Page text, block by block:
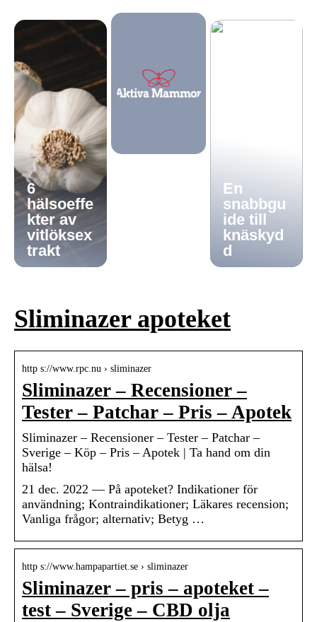
6
hälsoeffe
kter av
vitlöksex
trakt
En
snabbgu
ide till
knäskyd
d
Sliminazer apoteket
http s://www.rpc.nu › sliminazer
Sliminazer – Recensioner –
Tester – Patchar – Pris – Apotek
Sliminazer – Recensioner – Tester – Patchar –
Sverige – Köp – Pris – Apotek | Ta hand om din
hälsa!
21 dec. 2022 — På apoteket? Indikationer för
användning; Kontraindikationer; Läkares recension;
Vanliga frågor; alternativ; Betyg …
http s://www.hampapartiet.se › sliminazer
Sliminazer – pris – apoteket –
test – Sverige – CBD olja